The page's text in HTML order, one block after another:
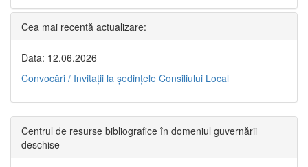
Cea mai recentă actualizare:
Data: 12.06.2026
Convocări / Invitaţii la şedinţele Consiliului Local
Centrul de resurse bibliografice în domeniul guvernării
deschise